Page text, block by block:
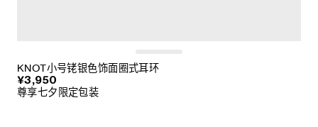
KNOT小号铑银色饰面圈式耳环
¥3,950
尊享七夕限定包装